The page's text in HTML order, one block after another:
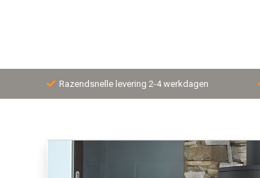
Razendsnelle levering 2-4 werkdagen